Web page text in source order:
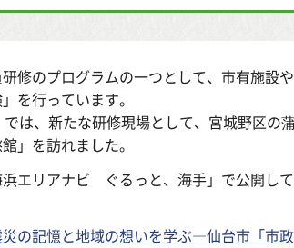
修のプログラムの一つとして、市有施設
を行っています。
は、新たな研修現場として、宮城野区の
」を訪れました。
エリアナビ ぐるっと、海手」で公開し
の記憶と地域の想いを学ぶ―仙台市「市